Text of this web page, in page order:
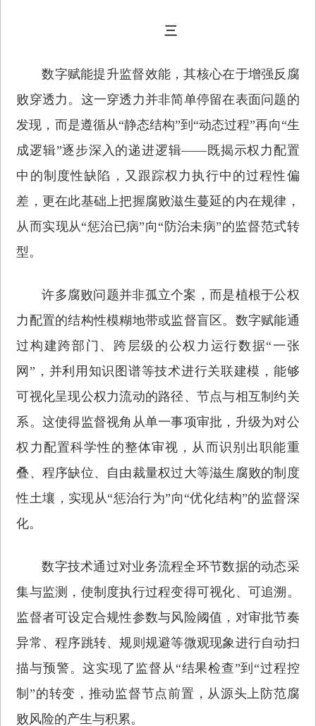
三
数字赋能提升监督效能，其核心在于增强反腐
败穿透力。这一穿透力并非简单停留在表面问题的
发现，而是遵循从“静态结构”到“动态过程”再向“生
成逻辑”逐步深入的递进逻辑——既揭示权力配置
中的制度性缺陷，又跟踪权力执行中的过程性偏
差，更在此基础上把握腐败滋生蔓延的内在规律，
从而实现从“惩治已病”向“防治未病”的监督范式转
型。
许多腐败问题并非孤立个案，而是植根于公权
力配置的结构性模糊地带或监督盲区。数字赋能通
过构建跨部门、跨层级的公权力运行数据“一张
网”，并利用知识图谱等技术进行关联建模，能够
可视化呈现公权力流动的路径、节点与相互制约关
系。这使得监督视角从单一事项审批，升级为对公
权力配置科学性的整体审视，从而识别出职能重
叠、程序缺位、自由裁量权过大等滋生腐败的制度
性土壤，实现从“惩治行为”向“优化结构”的监督深
化。
数字技术通过对业务流程全环节数据的动态采
集与监测，使制度执行过程变得可视化、可追溯。
监督者可设定合规性参数与风险阈值，对审批节奏
异常、程序跳转、规则规避等微观现象进行自动扫
描与预警。这实现了监督从“结果检查”到“过程控
制”的转变，推动监督节点前置，从源头上防范腐
败风险的产生与积累。